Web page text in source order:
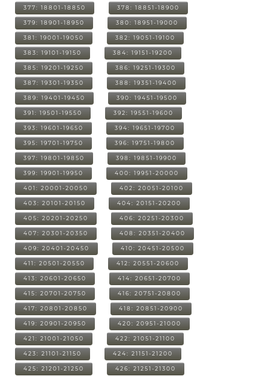
377: 18801-18850 378: 18851-18900
379: 18901-18950 380: 18951-19000
381: 19001-19050 382: 19051-19100
383: 19101-19150 384: 19151-19200
385: 19201-19250 386: 19251-19300
387: 19301-19350 388: 19351-19400
389: 19401-19450 390: 19451-19500
391: 19501-19550 392: 19551-19600
393: 19601-19650 394: 19651-19700
395: 19701-19750 396: 19751-19800
397: 19801-19850 398: 19851-19900
399: 19901-19950 400: 19951-20000
401: 20001-20050 402: 20051-20100
403: 20101-20150 404: 20151-20200
405: 20201-20250 406: 20251-20300
407: 20301-20350 408: 20351-20400
409: 20401-20450 410: 20451-20500
411: 20501-20550 412: 20551-20600
413: 20601-20650 414: 20651-20700
415: 20701-20750 416: 20751-20800
417: 20801-20850 418: 20851-20900
419: 20901-20950 420: 20951-21000
421: 21001-21050 422: 21051-21100
423: 21101-21150 424: 21151-21200
425: 21201-21250 426: 21251-21300